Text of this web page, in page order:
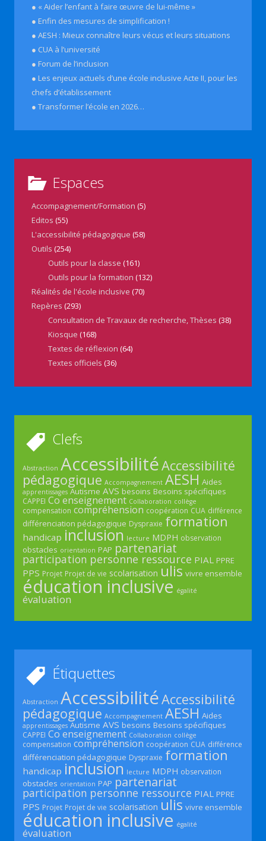
● « Aider l’enfant à faire œuvre de lui-même »
● Enfin des mesures de simplification !
● AESH : Mieux connaître leurs vécus et leurs situations
● CUA à l’université
● Forum de l’inclusion
● Les enjeux actuels d’une école inclusive Acte II, pour les
chefs d’établissement
● Transformer l’école en 2026…
Espaces
Accompagnement/Formation (5)
Editos (55)
L'accessibilité pédagogique (58)
Outils (254)
Outils pour la classe (161)
Outils pour la formation (132)
Réalités de l'école inclusive (70)
Repères (293)
Consultation de Travaux de recherche, Thèses (38)
Kiosque (168)
Textes de réflexion (64)
Textes officiels (36)
Clefs
Abstraction AccessibilitéAccessibilité
pédagogique Accompagnement AESH Aides
apprentissages Autisme AVS besoins Besoins spécifiques
CAPPEI Co enseignement Collaboration collège
compensation compréhension coopération CUA différence
différenciation pédagogique Dyspraxie formation
handicap inclusion lecture MDPH observation
obstacles orientation PAP partenariat
participation personne ressource PIAL PPRE
PPS Projet Projet de vie scolarisation ulis vivre ensemble
éducation inclusive égalité
évaluation
Étiquettes
Abstraction AccessibilitéAccessibilité
pédagogique Accompagnement AESH Aides
apprentissages Autisme AVS besoins Besoins spécifiques
CAPPEI Co enseignement Collaboration collège
compensation compréhension coopération CUA différence
différenciation pédagogique Dyspraxie formation
handicap inclusion lecture MDPH observation
obstacles orientation PAP partenariat
participation personne ressource PIAL PPRE
PPS Projet Projet de vie scolarisation ulis vivre ensemble
éducation inclusive égalité
évaluation